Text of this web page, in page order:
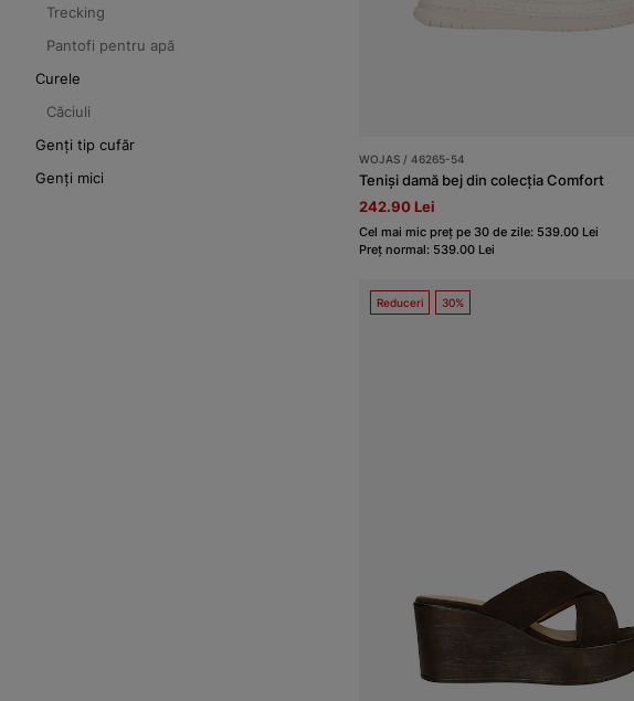
Trecking
Pantofi pentru apă
Curele
Căciuli
Genți tip cufăr
Genți mici
WOJAS / 46265-54
Teniși damă bej din colecția Comfort
242.90 Lei
Cel mai mic preț pe 30 de zile: 539.00 Lei
Preț normal: 539.00 Lei
Reduceri 30%